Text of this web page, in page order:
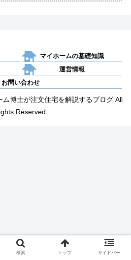
マイホームの基礎知識
運営情報
お問い合わせ
博士が注文住宅を解説するブログ All
Reserved.
検索 トップ サイドバー